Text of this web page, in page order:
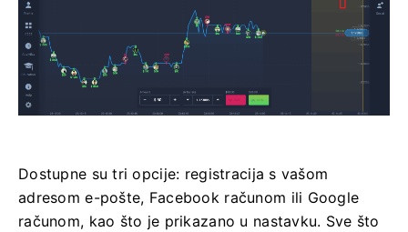
Dostupne su tri opcije: registracija s vašom
adresom e-pošte, Facebook računom ili Google
računom, kao što je prikazano u nastavku. Sve što